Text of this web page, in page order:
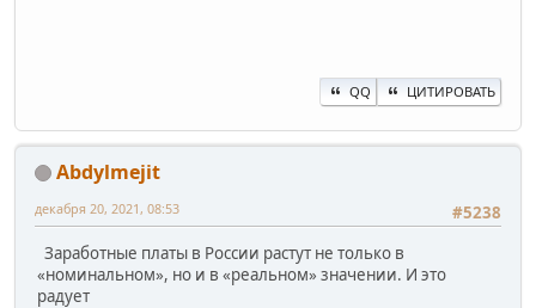
QQ ЦИТИРОВАТЬ
Abdylmejit
#5238
декабря 20, 2021, 08:53
Заработные платы в России растут не только в
«номинальном», но и в «реальном» значении. И это
радует